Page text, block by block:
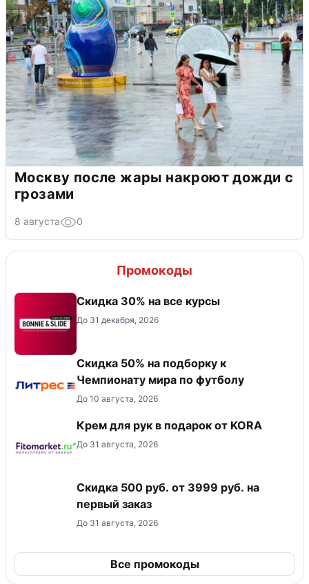
Москву после жары накроют дожди с
грозами
8 августа 0
Промокоды
Скидка 30% на все курсы
До 31 декабря, 2026
Скидка 50% на подборку к
Чемпионату мира по футболу
До 10 августа, 2026
Крем для рук в подарок от KORA
До 31 августа, 2026
Скидка 500 руб. от 3999 руб. на
первый заказ
До 31 августа, 2026
Все промокоды